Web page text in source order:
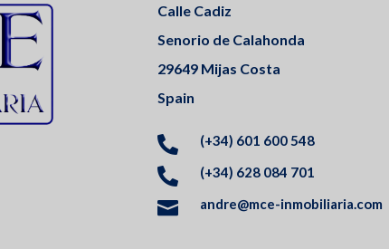
Calle Cadiz
Senorio de Calahonda
29649 Mijas Costa
Spain
 (+34) 601 600 548
 (+34) 628 084 701
 andre@mce-inmobiliaria.com